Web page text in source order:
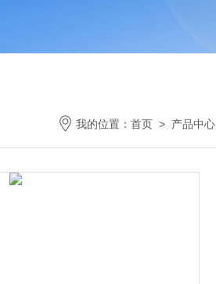
我的位置： 首页 > 产品中心